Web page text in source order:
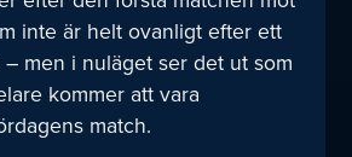
inte är helt ovanligt efter ett
men i nuläget ser det ut som
kommer att vara
match.